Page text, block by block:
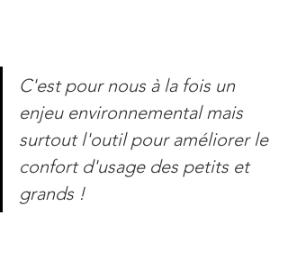
C'est pour nous à la fois un
enjeu environnemental mais
surtout l'outil pour améliorer le
confort d'usage des petits et
grands !